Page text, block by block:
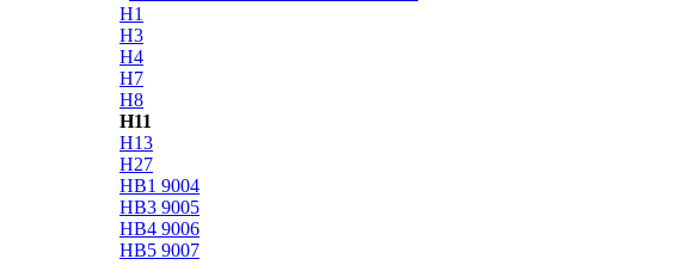
H1
H3
H4
H7
H8
H11
H13
H27
HB1 9004
HB3 9005
HB4 9006
HB5 9007